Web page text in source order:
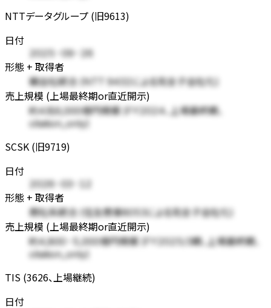
NTTデータグループ (旧9613)
日付
2025-09-26
形態 + 取得者
親会社統合 (NTT 9432による完全子会社化)
売上規模 (上場最終期or直近開示)
約4兆6,000億円規模 (FY2024、上場最終期、
citation_only)
SCSK (旧9719)
日付
2026-03-12
形態 + 取得者
商社系統合 (住友商事8053による完全子会社化)
売上規模 (上場最終期or直近開示)
約4,800-5,000億円規模 (FY2025/3期、上場最終期、
citation_only)
TIS (3626、上場継続)
日付